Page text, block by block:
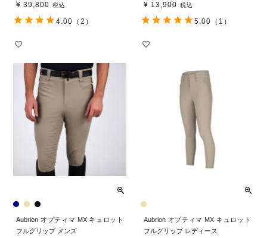
¥ 39,800 税込
4.00 （2）
¥ 13,900 税込
5.00 （1）
Aubrion オプティマ MX キュロット
フルグリップ メンズ
Aubrion オプティマ MX キュロット
フルグリップ レディース